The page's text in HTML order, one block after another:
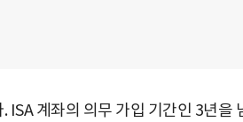
ISA 계좌의 의무 가입 기간인 3년을